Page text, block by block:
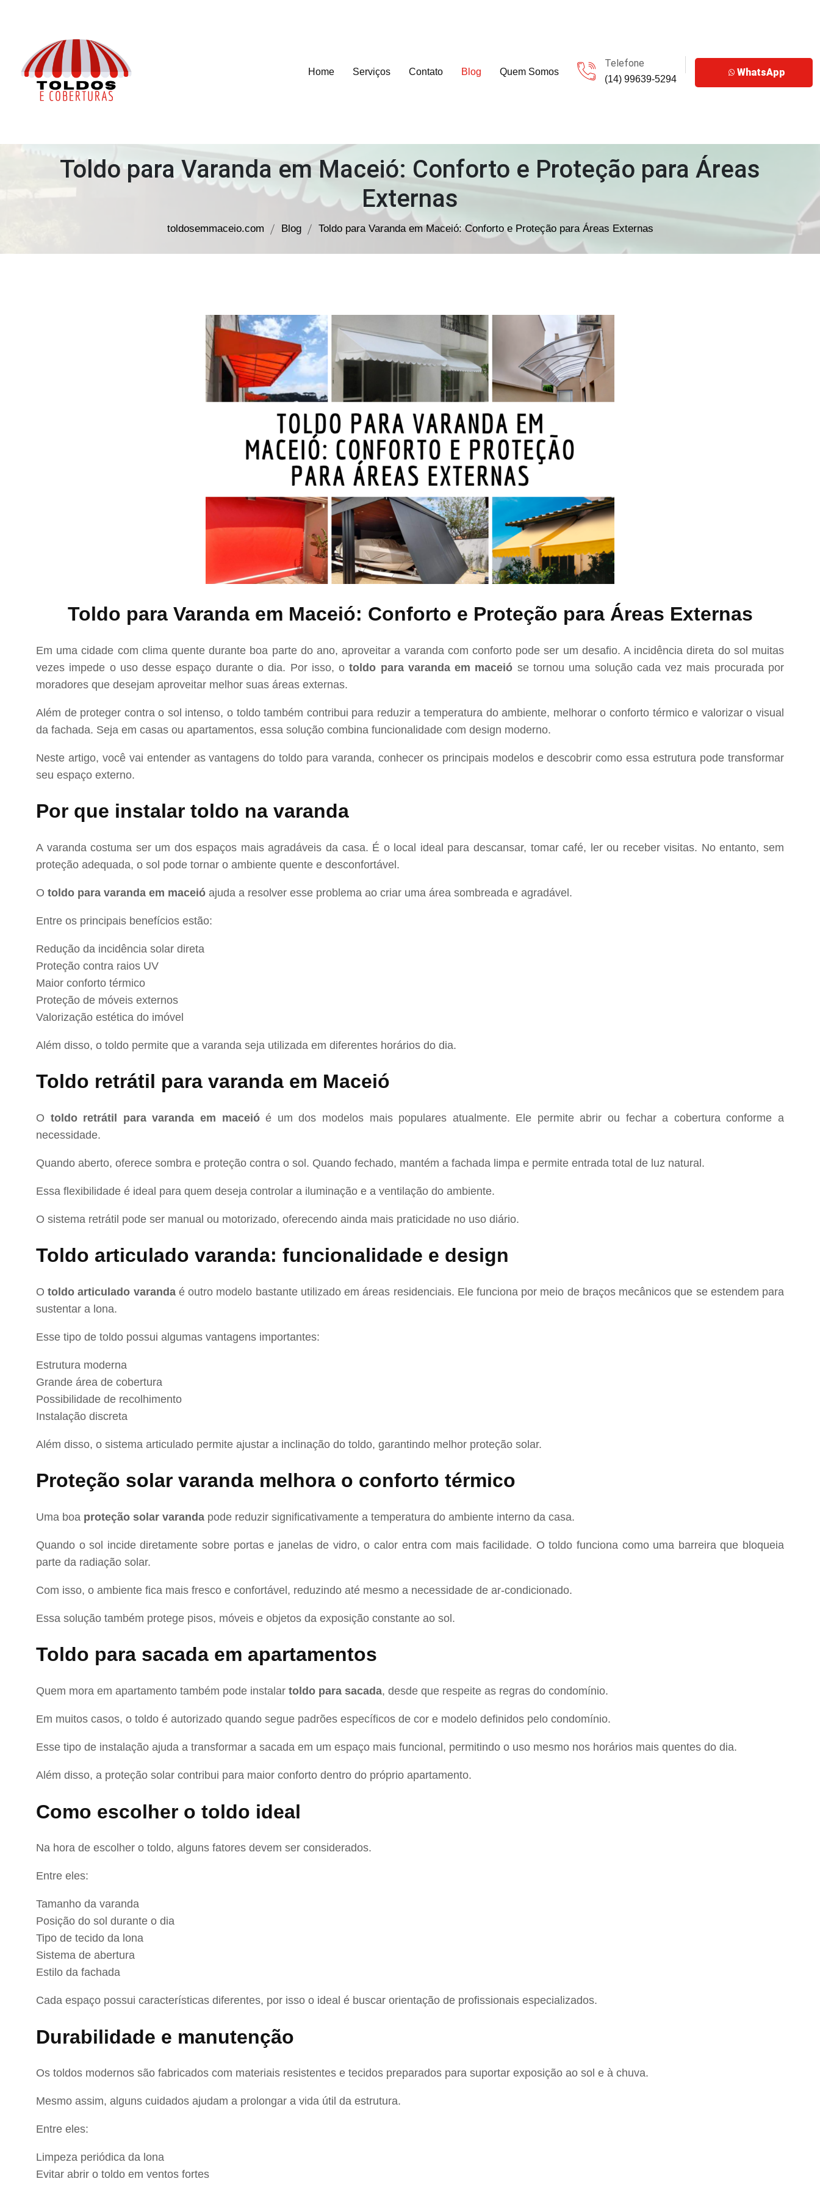
Home Serviços Contato Blog Quem Somos
Telefone
(14) 99639-5294
WhatsApp
Toldo para Varanda em Maceió: Conforto e Proteção para Áreas
Externas
toldosemmaceio.com Blog Toldo para Varanda em Maceió: Conforto e Proteção para Áreas Externas
Toldo para Varanda em Maceió: Conforto e Proteção para Áreas Externas
Em uma cidade com clima quente durante boa parte do ano, aproveitar a varanda com conforto pode ser um desafio. A incidência direta do sol muitas
vezes impede o uso desse espaço durante o dia. Por isso, otoldo para varanda em maceió se tornou uma solução cada vez mais procurada por
moradores que desejam aproveitar melhor suas áreas externas.
Além de proteger contra o sol intenso, o toldo também contribui para reduzir a temperatura do ambiente, melhorar o conforto térmico e valorizar o visual
da fachada. Seja em casas ou apartamentos, essa solução combina funcionalidade com design moderno.
Neste artigo, você vai entender as vantagens do toldo para varanda, conhecer os principais modelos e descobrir como essa estrutura pode transformar
seu espaço externo.
Por que instalar toldo na varanda
A varanda costuma ser um dos espaços mais agradáveis da casa. É o local ideal para descansar, tomar café, ler ou receber visitas. No entanto, sem
proteção adequada, o sol pode tornar o ambiente quente e desconfortável.
O toldo para varanda em maceió ajuda a resolver esse problema ao criar uma área sombreada e agradável.
Entre os principais benefícios estão:
Redução da incidência solar direta
Proteção contra raios UV
Maior conforto térmico
Proteção de móveis externos
Valorização estética do imóvel
Além disso, o toldo permite que a varanda seja utilizada em diferentes horários do dia.
Toldo retrátil para varanda em Maceió
O toldo retrátil para varanda em maceióé um dos modelos mais populares atualmente. Ele permite abrir ou fechar a cobertura conforme a
necessidade.
Quando aberto, oferece sombra e proteção contra o sol. Quando fechado, mantém a fachada limpa e permite entrada total de luz natural.
Essa flexibilidade é ideal para quem deseja controlar a iluminação e a ventilação do ambiente.
O sistema retrátil pode ser manual ou motorizado, oferecendo ainda mais praticidade no uso diário.
Toldo articulado varanda: funcionalidade e design
Otoldo articulado varandaé outro modelo bastante utilizado em áreas residenciais. Ele funciona por meio de braços mecânicos que se estendem para
sustentar a lona.
Esse tipo de toldo possui algumas vantagens importantes:
Estrutura moderna
Grande área de cobertura
Possibilidade de recolhimento
Instalação discreta
Além disso, o sistema articulado permite ajustar a inclinação do toldo, garantindo melhor proteção solar.
Proteção solar varanda melhora o conforto térmico
Uma boa proteção solar varanda pode reduzir significativamente a temperatura do ambiente interno da casa.
Quando o sol incide diretamente sobre portas e janelas de vidro, o calor entra com mais facilidade. O toldo funciona como uma barreira que bloqueia
parte da radiação solar.
Com isso, o ambiente fica mais fresco e confortável, reduzindo até mesmo a necessidade de ar-condicionado.
Essa solução também protege pisos, móveis e objetos da exposição constante ao sol.
Toldo para sacada em apartamentos
Quem mora em apartamento também pode instalar toldo para sacada, desde que respeite as regras do condomínio.
Em muitos casos, o toldo é autorizado quando segue padrões específicos de cor e modelo definidos pelo condomínio.
Esse tipo de instalação ajuda a transformar a sacada em um espaço mais funcional, permitindo o uso mesmo nos horários mais quentes do dia.
Além disso, a proteção solar contribui para maior conforto dentro do próprio apartamento.
Como escolher o toldo ideal
Na hora de escolher o toldo, alguns fatores devem ser considerados.
Entre eles:
Tamanho da varanda
Posição do sol durante o dia
Tipo de tecido da lona
Sistema de abertura
Estilo da fachada
Cada espaço possui características diferentes, por isso o ideal é buscar orientação de profissionais especializados.
Durabilidade e manutenção
Os toldos modernos são fabricados com materiais resistentes e tecidos preparados para suportar exposição ao sol e à chuva.
Mesmo assim, alguns cuidados ajudam a prolongar a vida útil da estrutura.
Entre eles:
Limpeza periódica da lona
Evitar abrir o toldo em ventos fortes